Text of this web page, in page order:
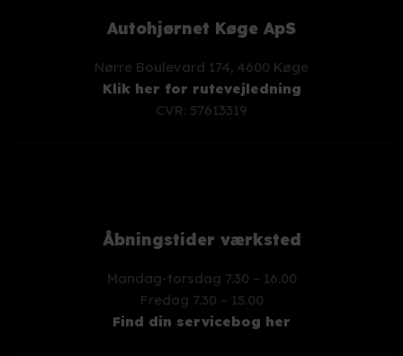
Autohjørnet Køge ApS
Nørre Boulevard 174, 4600 Køge
Klik her for rutevejledning
CVR: 57613319
Åbningstider værksted
Mandag-torsdag 7.30 – 16.00
​Fredag 7.30 – 15.00
Find din servicebog her